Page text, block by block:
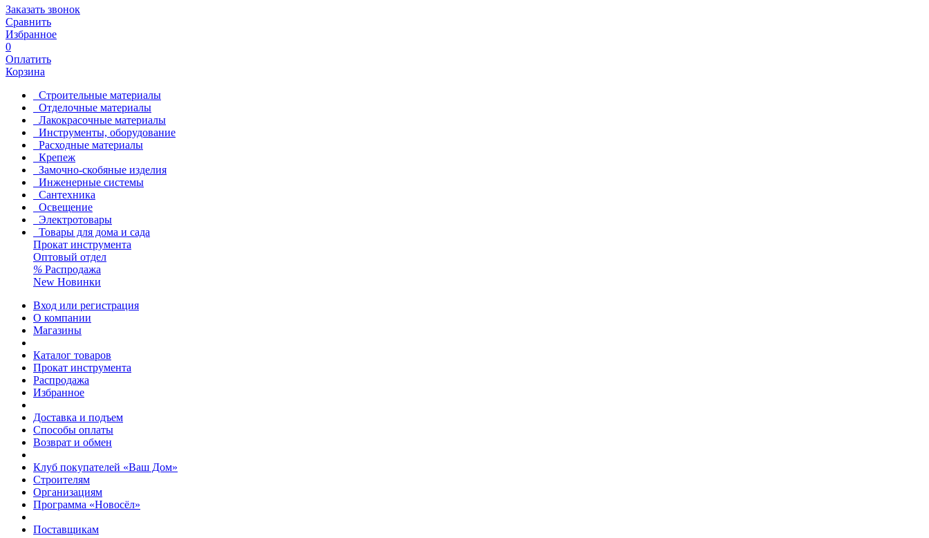
Заказать звонок
Сравнить
Избранное
0
Оплатить
Корзина
Строительные материалы
Отделочные материалы
Лакокрасочные материалы
Инструменты, оборудование
Расходные материалы
Крепеж
Замочно-скобяные изделия
Инженерные системы
Сантехника
Освещение
Электротовары
Товары для дома и сада
Прокат инструмента
Оптовый отдел
% Распродажа
New Новинки
Вход или регистрация
О компании
Магазины
Каталог товаров
Прокат инструмента
Распродажа
Избранное
Доставка и подъем
Способы оплаты
Возврат и обмен
Клуб покупателей «Ваш Дом»
Строителям
Организациям
Программа «Новосёл»
Поставщикам